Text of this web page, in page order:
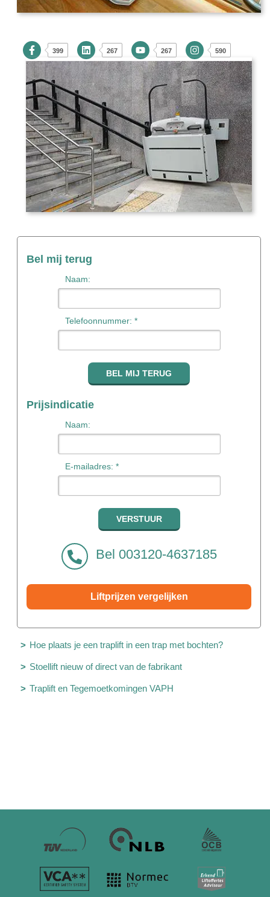
399 267 267 590
Bel mij terug
Naam:
Telefoonnummer: *
Prijsindicatie
Naam:
E-mailadres: *
Bel 003120-4637185
Liftprijzen vergelijken
Hoe plaats je een traplift in een trap met bochten?
Stoellift nieuw of direct van de fabrikant
Traplift en Tegemoetkomingen VAPH